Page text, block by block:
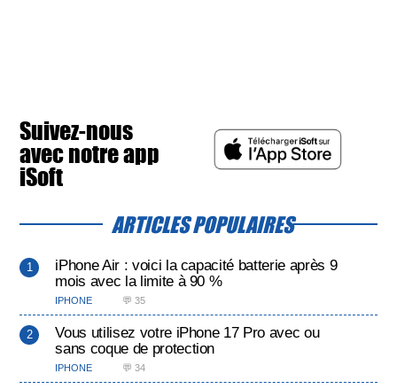
Suivez-nous
avec notre app
iSoft
ARTICLES POPULAIRES
iPhone Air : voici la capacité batterie après 9
mois avec la limite à 90 %
IPHONE 💬 35
Vous utilisez votre iPhone 17 Pro avec ou
sans coque de protection
IPHONE 💬 34